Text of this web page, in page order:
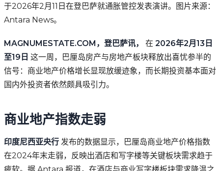
于2026年2月11日在登巴萨就通胀管控发表演讲。图片来源：
Antara News。
MAGNUMESTATE.COM，登巴萨讯， 在 2026年2月13日
至19日 这一周，巴厘岛房产与房地产板块释放出喜忧参半的
信号：商业地产价格增长显现放缓迹象，而长期投资基本面对
国内外投资者依然颇具吸引力。
商业地产指数走弱
印度尼西亚央行 发布的数据显示，巴厘岛商业地产价格指数
在2024年末走弱，反映出酒店和写字楼等关键板块需求趋于